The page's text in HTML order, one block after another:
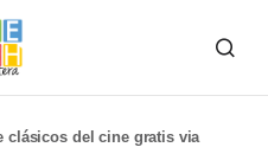
clásicos del cine gratis via